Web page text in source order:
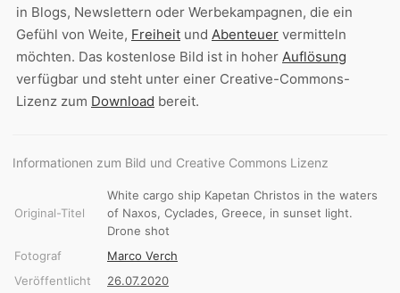
in Blogs, Newslettern oder Werbekampagnen, die ein
Gefühl von Weite, Freiheit und Abenteuer vermitteln
möchten. Das kostenlose Bild ist in hoher Auflösung
verfügbar und steht unter einer Creative-Commons-
Lizenz zum Download bereit.
Informationen zum Bild und Creative Commons Lizenz
Original-Titel
White cargo ship Kapetan Christos in the waters
of Naxos, Cyclades, Greece, in sunset light.
Drone shot
Fotograf
Marco Verch
Veröffentlicht
26.07.2020